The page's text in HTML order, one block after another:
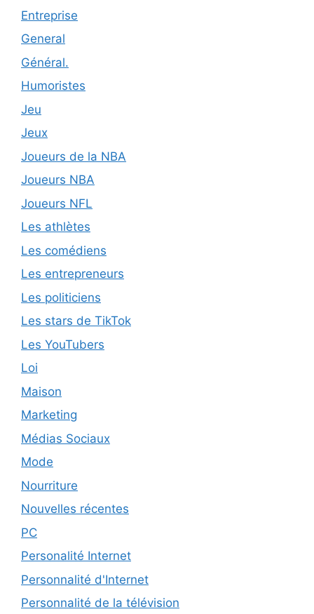
Entreprise
General
Général.
Humoristes
Jeu
Jeux
Joueurs de la NBA
Joueurs NBA
Joueurs NFL
Les athlètes
Les comédiens
Les entrepreneurs
Les politiciens
Les stars de TikTok
Les YouTubers
Loi
Maison
Marketing
Médias Sociaux
Mode
Nourriture
Nouvelles récentes
PC
Personalité Internet
Personnalité d'Internet
Personnalité de la télévision